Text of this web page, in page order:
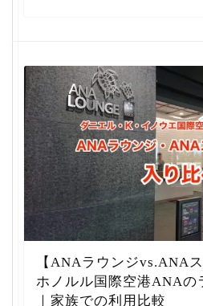
【ANAラウンジvs.ANA
ホノルル国際空港ANAの
｜家族での利用比較